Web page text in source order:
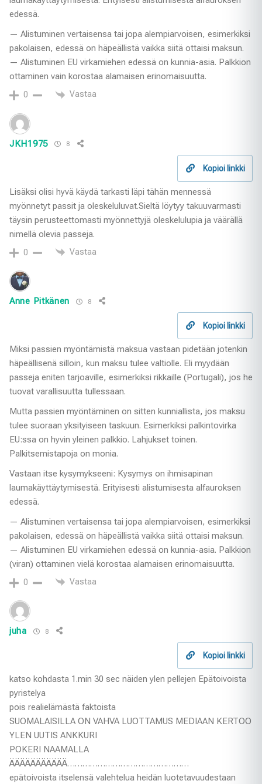
edessä.
— Alistuminen vertaisensa tai jopa alempiarvoisen, esimerkiksi
pakolaisen, edessä on häpeällistä vaikka siitä ottaisi maksun.
— Alistuminen EU virkamiehen edessä on kunnia-asia. Palkkion
ottaminen vain korostaa alamaisen erinomaisuutta.
0 Vastaa
JKH1975 8
Kopioi linkki
Lisäksi olisi hyvä käydä tarkasti läpi tähän mennessä
myönnetyt passit ja oleskeluluvat.Sieltä löytyy takuuvarmasti
täysin perusteettomasti myönnettyjä oleskelulupia ja väärällä
nimellä olevia passeja.
0 Vastaa
Anne Pitkänen 8
Kopioi linkki
Miksi passien myöntämistä maksua vastaan pidetään jotenkin
häpeällisenä silloin, kun maksu tulee valtiolle. Eli myydään
passeja eniten tarjoaville, esimerkiksi rikkaille (Portugali), jos he
tuovat varallisuutta tullessaan.
Mutta passien myöntäminen on sitten kunniallista, jos maksu
tulee suoraan yksityiseen taskuun. Esimerkiksi palkintovirka
EU:ssa on hyvin yleinen palkkio. Lahjukset toinen.
Palkitsemistapoja on monia.
Vastaan itse kysymykseeni: Kysymys on ihmisapinan
laumakäyttäytymisestä. Erityisesti alistumisesta alfauroksen
edessä.
— Alistuminen vertaisensa tai jopa alempiarvoisen, esimerkiksi
pakolaisen, edessä on häpeällistä vaikka siitä ottaisi maksun.
— Alistuminen EU virkamiehen edessä on kunnia-asia. Palkkion
(viran) ottaminen vielä korostaa alamaisen erinomaisuutta.
0 Vastaa
juha 8
Kopioi linkki
katso kohdasta 1.min 30 sec näiden ylen pellejen Epätoivoista
pyristelya
pois realielämästä faktoista
SUOMALAISILLA ON VAHVA LUOTTAMUS MEDIAAN KERTOO
YLEN UUTIS ANKKURI
POKERI NAAMALLA
ÄÄÄÄÄÄÄÄÄÄÄ…………………………………………
epätoivoista itselensä valehtelua heidän luotetavuudestaan